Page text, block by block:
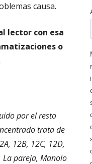
causa.
lector con esa
o
por el resto
trata de
12B, 12C, 12D,
La pareja, Manolo